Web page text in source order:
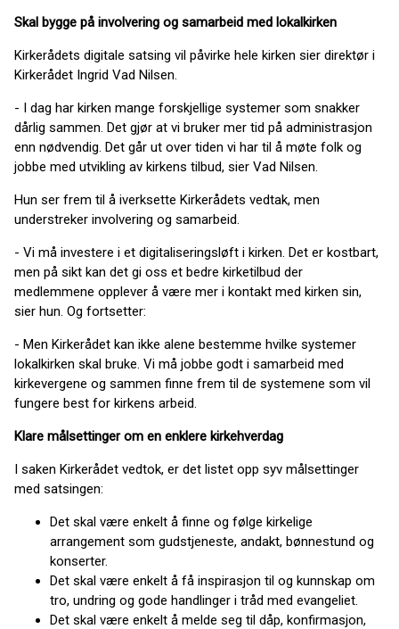
Skal bygge på involvering og samarbeid med lokalkirken
Kirkerådets digitale satsing vil påvirke hele kirken sier direktør i
Kirkerådet Ingrid Vad Nilsen.
- I dag har kirken mange forskjellige systemer som snakker
dårlig sammen. Det gjør at vi bruker mer tid på administrasjon
enn nødvendig. Det går ut over tiden vi har til å møte folk og
jobbe med utvikling av kirkens tilbud, sier Vad Nilsen.
Hun ser frem til å iverksette Kirkerådets vedtak, men
understreker involvering og samarbeid.
- Vi må investere i et digitaliseringsløft i kirken. Det er kostbart,
men på sikt kan det gi oss et bedre kirketilbud der
medlemmene opplever å være mer i kontakt med kirken sin,
sier hun. Og fortsetter:
- Men Kirkerådet kan ikke alene bestemme hvilke systemer
lokalkirken skal bruke. Vi må jobbe godt i samarbeid med
kirkevergene og sammen finne frem til de systemene som vil
fungere best for kirkens arbeid.
Klare målsettinger om en enklere kirkehverdag
I saken Kirkerådet vedtok, er det listet opp syv målsettinger
med satsingen:
Det skal være enkelt å finne og følge kirkelige
arrangement som gudstjeneste, andakt, bønnestund og
konserter.
Det skal være enkelt å få inspirasjon til og kunnskap om
tro, undring og gode handlinger i tråd med evangeliet.
Det skal være enkelt å melde seg til dåp, konfirmasjon,